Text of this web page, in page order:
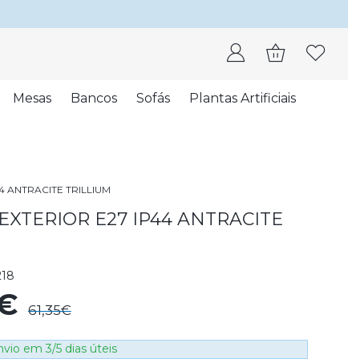
Mesas Bancos Sofás Plantas Artificiais
ANTRACITE TRILLIUM
E27 IP44 ANTRACITE
61,35€
em 3/5 dias úteis